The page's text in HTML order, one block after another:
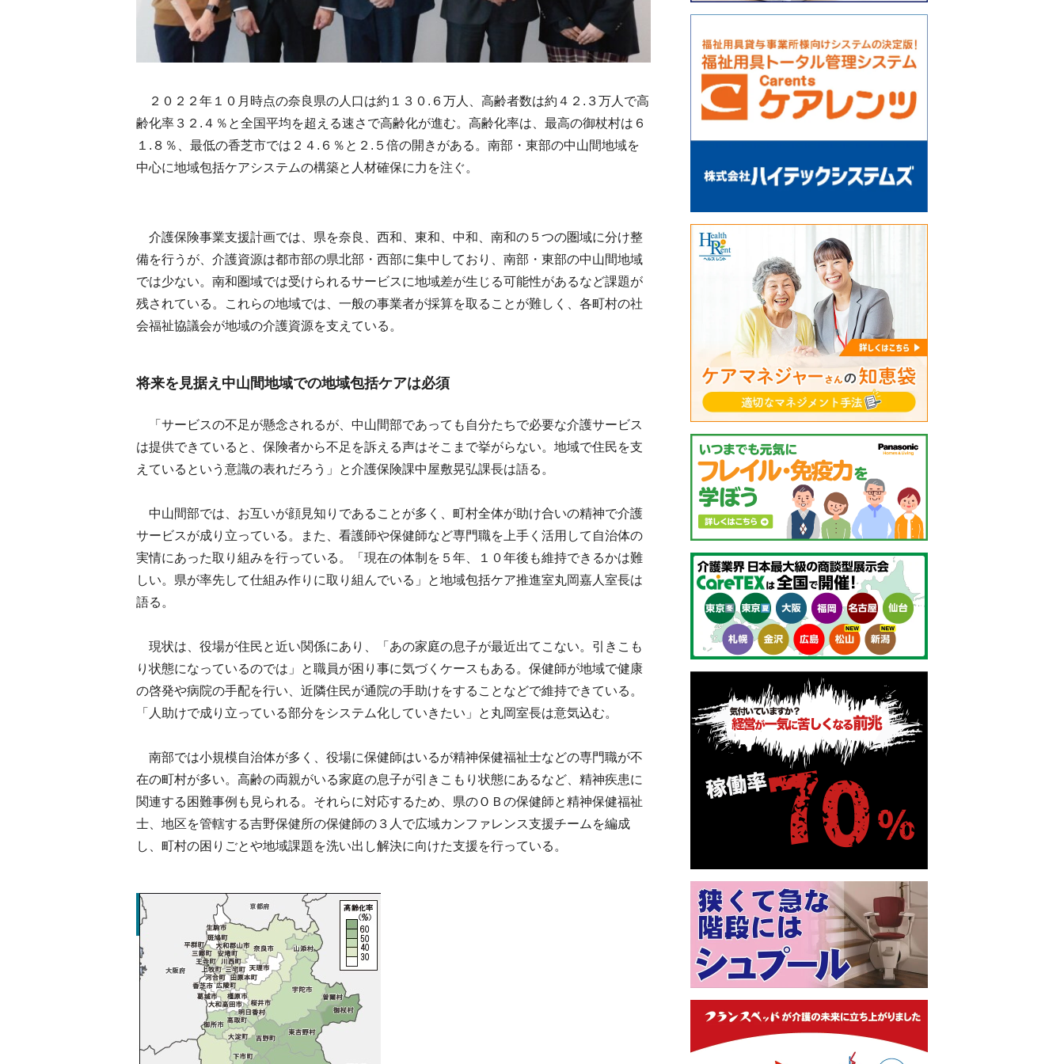
２０２２年１０月時点の奈良県の人口は約１３０.６万人、高齢者数は約４２.３万人で高
齢化率３２.４％と全国平均を超える速さで高齢化が進む。高齢化率は、最高の御杖村は６
１.８％、最低の香芝市では２４.６％と２.５倍の開きがある。南部・東部の中山間地域を
中心に地域包括ケアシステムの構築と人材確保に力を注ぐ。
介護保険事業支援計画では、県を奈良、西和、東和、中和、南和の５つの圏域に分け整
備を行うが、介護資源は都市部の県北部・西部に集中しており、南部・東部の中山間地域
では少ない。南和圏域では受けられるサービスに地域差が生じる可能性があるなど課題が
残されている。これらの地域では、一般の事業者が採算を取ることが難しく、各町村の社
会福祉協議会が地域の介護資源を支えている。
将来を見据え中山間地域での地域包括ケアは必須
「サービスの不足が懸念されるが、中山間部であっても自分たちで必要な介護サービス
は提供できていると、保険者から不足を訴える声はそこまで挙がらない。地域で住民を支
えているという意識の表れだろう」と介護保険課中屋敷晃弘課長は語る。
中山間部では、お互いが顔見知りであることが多く、町村全体が助け合いの精神で介護
サービスが成り立っている。また、看護師や保健師など専門職を上手く活用して自治体の
実情にあった取り組みを行っている。「現在の体制を５年、１０年後も維持できるかは難
しい。県が率先して仕組み作りに取り組んでいる」と地域包括ケア推進室丸岡嘉人室長は
語る。
現状は、役場が住民と近い関係にあり、「あの家庭の息子が最近出てこない。引きこも
り状態になっているのでは」と職員が困り事に気づくケースもある。保健師が地域で健康
の啓発や病院の手配を行い、近隣住民が通院の手助けをすることなどで維持できている。
「人助けで成り立っている部分をシステム化していきたい」と丸岡室長は意気込む。
南部では小規模自治体が多く、役場に保健師はいるが精神保健福祉士などの専門職が不
在の町村が多い。高齢の両親がいる家庭の息子が引きこもり状態にあるなど、精神疾患に
関連する困難事例も見られる。それらに対応するため、県のＯＢの保健師と精神保健福祉
士、地区を管轄する吉野保健所の保健師の３人で広域カンファレンス支援チームを編成
し、町村の困りごとや地域課題を洗い出し解決に向けた支援を行っている。